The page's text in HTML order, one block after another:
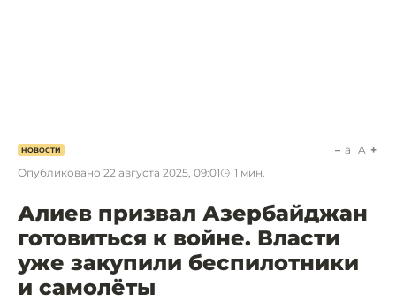
НОВОСТИ
Опубликовано 22 августа 2025, 09:01 1 мин.
a A
Алиев призвал Азербайджан
готовиться к войне. Власти
уже закупили беспилотники
и самолёты